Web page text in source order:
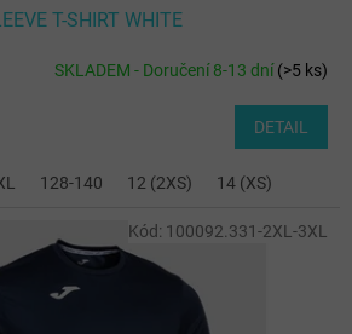
T-SHIRT WHITE
SKLADEM - Doručení 8-13 dní(>5 ks)
DETAIL
128-140 12 (2XS) 14 (XS)
Kód: 100092.331-2XL-3XL